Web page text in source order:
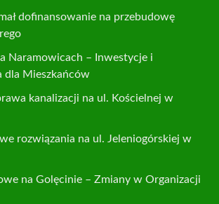
dofinansowanie na przebudowę
Naramowicach – Inwestycje i
dla Mieszkańców
kanalizacji na ul. Kościelnej w
rozwiązania na ul. Jeleniogórskiej w
na Golęcinie – Zmiany w Organizacji